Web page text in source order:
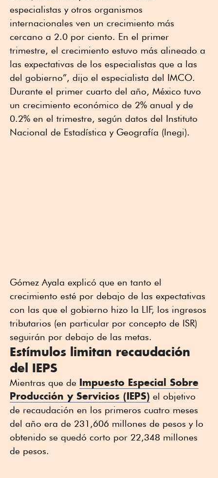
especialistas y otros organismos
internacionales ven un crecimiento más
cercano a 2.0 por ciento. En el primer
trimestre, el crecimiento estuvo más alineado a
las expectativas de los especialistas que a las
del gobierno”, dijo el especialista del IMCO.
Durante el primer cuarto del año, México tuvo
un crecimiento económico de 2% anual y de
0.2% en el trimestre, según datos del Instituto
Nacional de Estadística y Geografía (Inegi).
Gómez Ayala explicó que en tanto el
crecimiento esté por debajo de las expectativas
con las que el gobierno hizo la LIF, los ingresos
tributarios (en particular por concepto de ISR)
seguirán por debajo de las metas.
Estímulos limitan recaudación
del IEPS
Mientras que de Impuesto Especial Sobre
Producción y Servicios (IEPS) el objetivo
de recaudación en los primeros cuatro meses
del año era de 231,606 millones de pesos y lo
obtenido se quedó corto por 22,348 millones
de pesos.